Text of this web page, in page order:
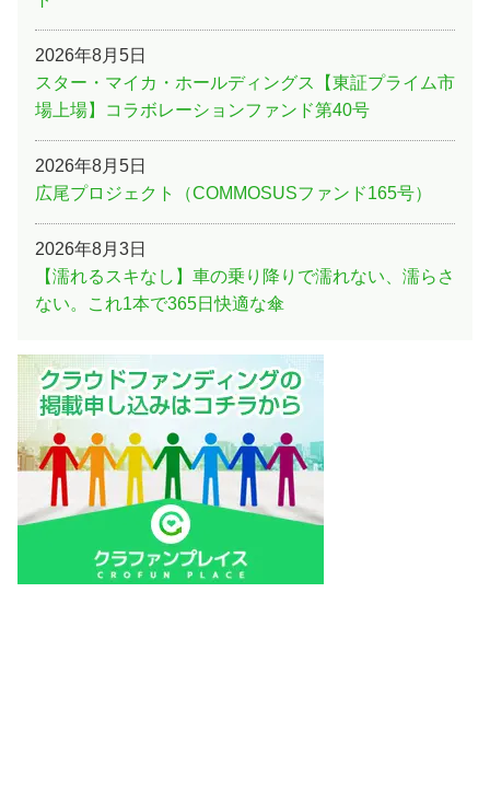
2026年8月5日
スター・マイカ・ホールディングス【東証プライム市
場上場】コラボレーションファンド第40号
2026年8月5日
広尾プロジェクト（COMMOSUSファンド165号）
2026年8月3日
【濡れるスキなし】車の乗り降りで濡れない、濡らさ
ない。これ1本で365日快適な傘